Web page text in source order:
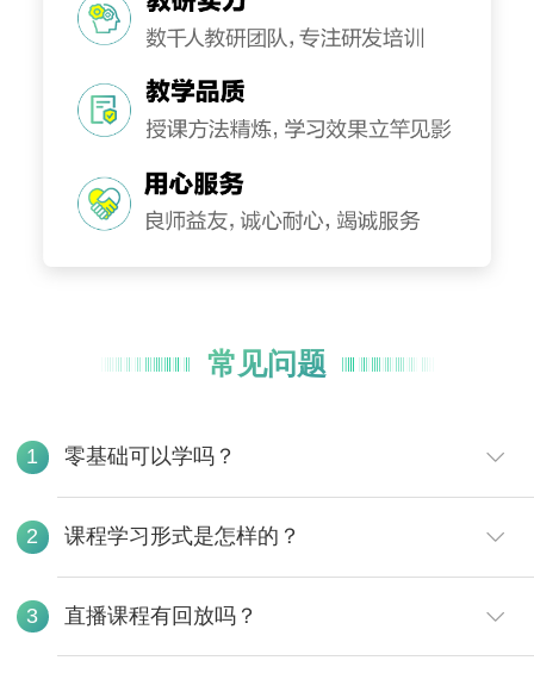
6、关注学习助手提醒按时上课
常见问题
1 零基础可以学吗？
2 课程学习形式是怎样的？
3 直播课程有回放吗？